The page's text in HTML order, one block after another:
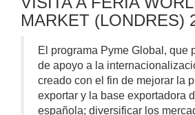
MARKET (LONDRES)
El programa Pyme Global, que
de apoyo a la
creado con el fin de mejorar la
exportar y la base exportadora
española; diversificar los